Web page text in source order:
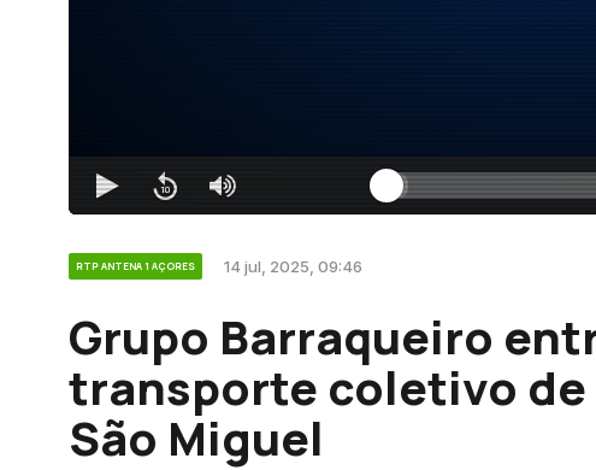
RTP ANTENA 1 AÇORES 14 jul, 2025, 09:46
Grupo Barraqueiro
transporte coletivo de
São Miguel